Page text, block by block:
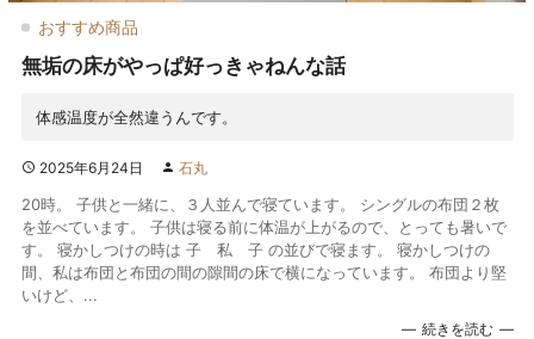
おすすめ商品
無垢の床がやっぱ好っきゃねんな話
体感温度が全然違うんです。
2025年6月24日 石丸
20時。 子供と一緒に、３人並んで寝ています。 シングルの布団２枚
を並べています。 子供は寝る前に体温が上がるので、とっても暑いで
す。 寝かしつけの時は 子 私 子 の並びで寝ます。 寝かしつけの
間、私は布団と布団の間の隙間の床で横になっています。 布団より堅
いけど、...
続きを読む